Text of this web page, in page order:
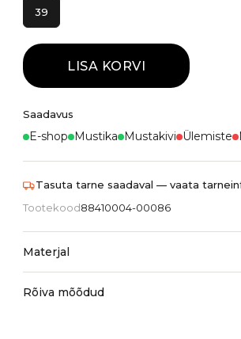
39
LISA KORVI
Saadavus
E-shop Mustika Mustakivi Ülemiste
Tasuta tarne saadaval — vaata
Tootekood88410004-00086
Materjal
Rõiva mõõdud